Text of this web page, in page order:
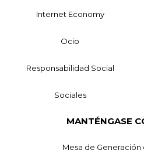
Internet Economy
Ocio
Responsabilidad Social
Sociales
MANTÉNGASE
Mesa de